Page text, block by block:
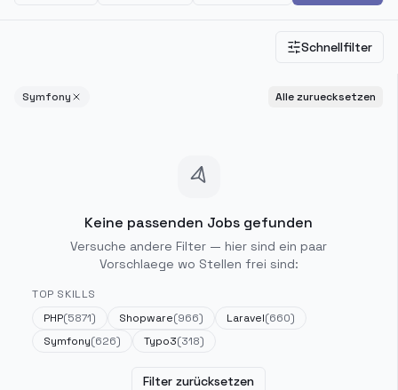
Schnellfilter
Symfony Alle zuruecksetzen
Keine passenden Jobs gefunden
Versuche andere Filter — hier sind ein paar
Vorschlaege wo Stellen frei sind:
TOP SKILLS
PHP(5871) Shopware(966) Laravel(660)
Symfony(626) Typo3(318)
Filter zurücksetzen